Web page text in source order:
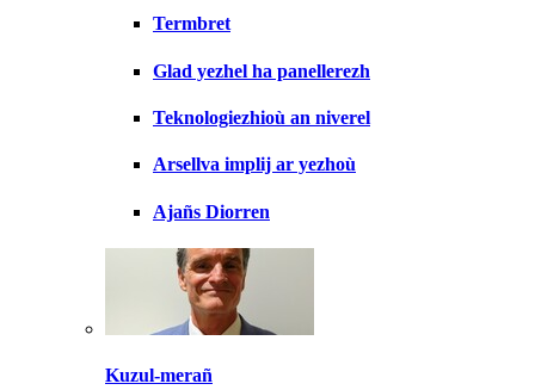
Termbret
Glad yezhel ha panellerezh
Teknologiezhioù an niverel
Arsellva implij ar yezhoù
Ajañs Diorren
Kuzul-merañ